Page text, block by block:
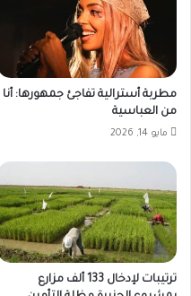
مطربة أسترالية تفاجئ جمهورها: أنا
من العباسية
مايو 14, 2026
ترتيبات لإدخال 133 ألف مزارع